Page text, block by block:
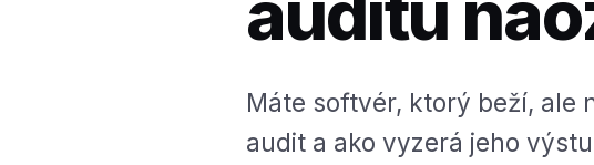
Máte softvér, ktorý beží, ale
audit a ako vyzerá jeho